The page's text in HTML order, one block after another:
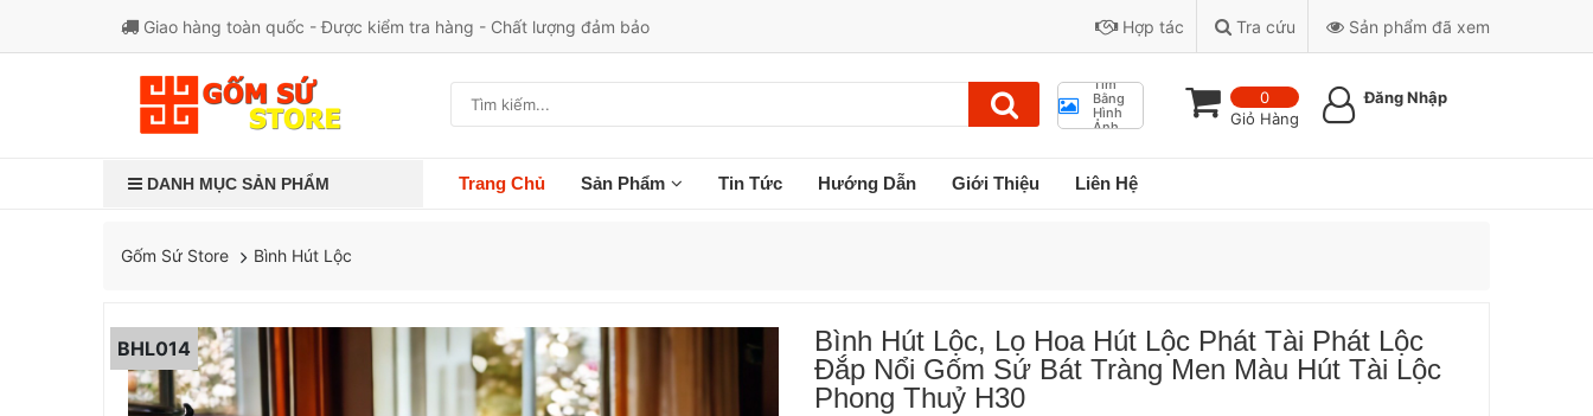
Giao hàng toàn quốc - Được kiểm tra hàng - Chất lượng đảm bảo Hợp tác Tra cứu Sản phẩm đã xem
Tìm
Bằng
Hình
Ảnh
0
Giỏ Hàng
Đăng Nhập
DANH MỤC SẢN PHẨM Trang Chủ Sản Phẩm Tin Tức Hướng Dẫn Giới Thiệu Liên Hệ
Gốm Sứ Store Bình Hút Lộc
BHL014
Bình Hút Lộc, Lọ Hoa Hút Lộc Phát Tài Phát Lộc
Đắp Nổi Gốm Sứ Bát Tràng Men Màu Hút Tài Lộc
Phong Thuỷ H30